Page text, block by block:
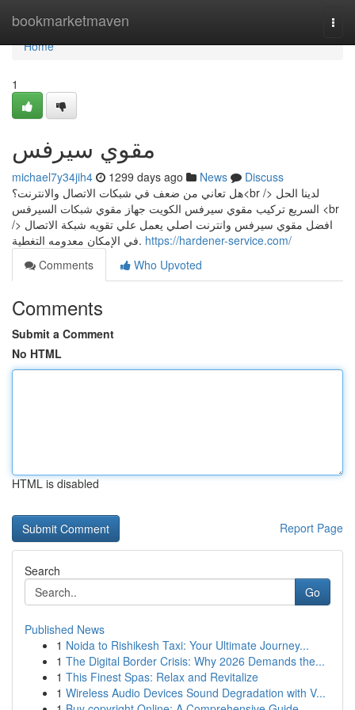
bookmarketmaven
Home
Home
1
مقوي سيرفس
michael7y34jih4 1299 days ago News
Discuss
هل تعاني من ضعف في شبكات الاتصال والانترنت؟<br /> لدينا الحل
السريع تركيب مقوي سيرفس الكويت جهاز مقوي شبكات السيرفس <br
/> افضل مقوي سيرفس وانترنت اصلي يعمل علي تقويه شبكة الاتصال
في الإمكان معدومه التغطية. https://hardener-service.com/
Comments
Who Upvoted
Comments
Submit a Comment
No HTML
HTML is disabled
Report Page
Search
Go
Published News
1 Noida to Rishikesh Taxi: Your Ultimate Journey...
1 The Digital Border Crisis: Why 2026 Demands the...
1 This Finest Spas: Relax and Revitalize
1 Wireless Audio Devices Sound Degradation with V...